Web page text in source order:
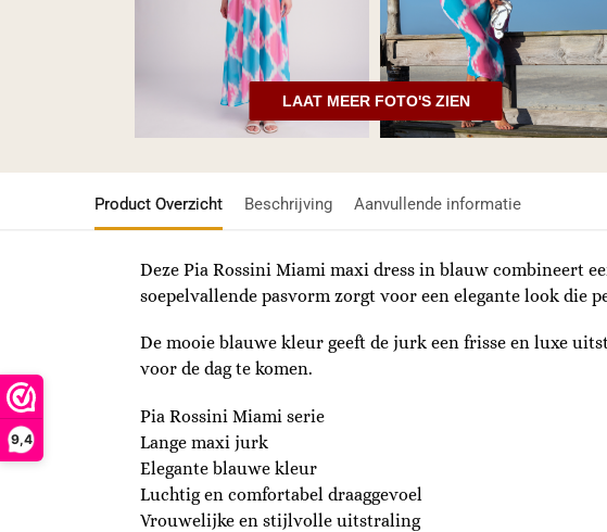
9,4
LAAT MEER FOTO'S ZIEN
Product Overzicht Beschrijving Aanvullende informatie
Deze Pia Rossini Miami maxi dress in blauw combineert
soepelvallende pasvorm zorgt voor een elegante look
De mooie blauwe kleur geeft de jurk een frisse en luxe
voor de dag te komen.
Pia Rossini Miami serie
Lange maxi jurk
Elegante blauwe kleur
Luchtig en comfortabel draaggevoel
Vrouwelijke en stijlvolle uitstraling